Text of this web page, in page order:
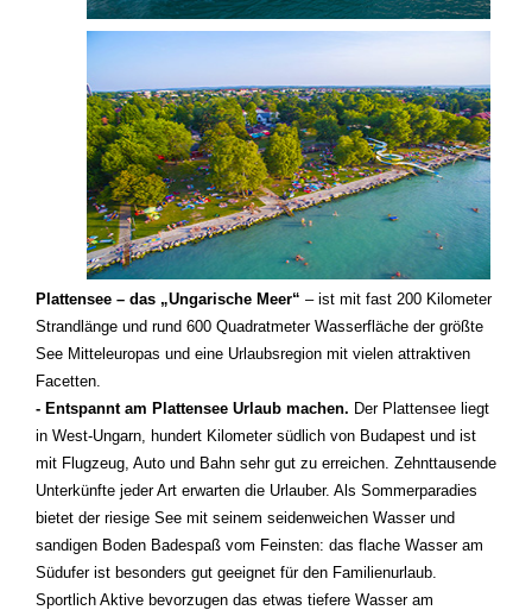
Plattensee – das „Ungarische Meer“ – ist mit fast 200 Kilometer
Strandlänge und rund 600 Quadratmeter Wasserfläche der größte
See Mitteleuropas und eine Urlaubsregion mit vielen attraktiven
Facetten.
- Entspannt am Plattensee Urlaub machen. Der Plattensee liegt
in West-Ungarn, hundert Kilometer südlich von Budapest und ist
mit Flugzeug, Auto und Bahn sehr gut zu erreichen. Zehnttausende
Unterkünfte jeder Art erwarten die Urlauber. Als Sommerparadies
bietet der riesige See mit seinem seidenweichen Wasser und
sandigen Boden Badespaß vom Feinsten: das flache Wasser am
Südufer ist besonders gut geeignet für den Familienurlaub.
Sportlich Aktive bevorzugen das etwas tiefere Wasser am